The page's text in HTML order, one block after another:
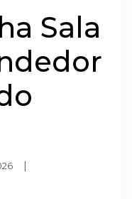
Sala